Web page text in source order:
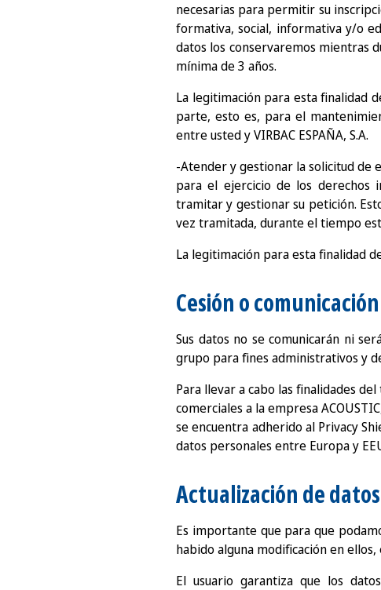
necesarias para permitir su
formativa, social, informativa y/o
datos los conservaremos mientras
mínima de 3 años.
La legitimación para esta finalidad
parte, esto es, para el
entre usted y VIRBAC ESPAÑA, S.A.
-Atender y gestionar la solicitud de
para el ejercicio de los derechos
tramitar y gestionar su petición.
vez tramitada, durante el tiempo
La legitimación para esta finalidad
Cesión o
Sus datos no se comunicarán ni
grupo para fines administrativos y
Para llevar a cabo las finalidades
comerciales a la empresa
se encuentra adherido al Privacy
datos personales entre Europa y
Actualización de datos
Es importante que para que
habido alguna modificación en
El usuario garantiza que los